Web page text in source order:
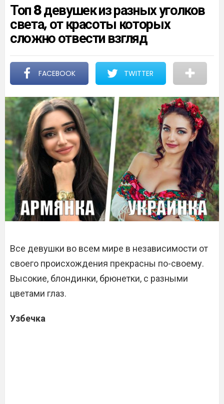
Топ 8 девушек из разных уголков
света, от красоты которых
сложно отвести взгляд
FACEBOOK TWITTER
Все девушки во всем мире в независимости от
своего происхождения прекрасны по-своему.
Высокие, блондинки, брюнетки, с разными
цветами глаз.
Узбечка